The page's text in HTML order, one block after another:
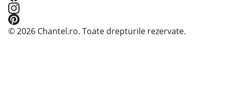
© 2026 Chantel.ro. Toate drepturile rezervate.